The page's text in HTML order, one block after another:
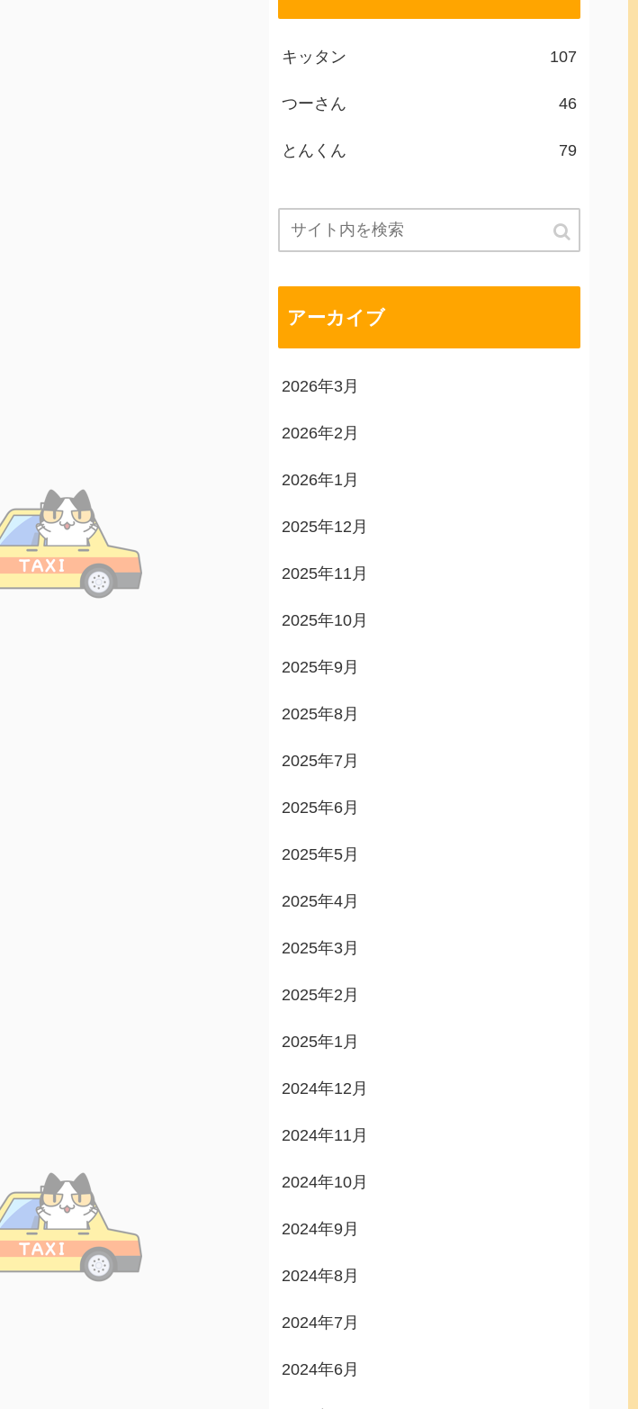
キッタン 107
つーさん 46
とんくん 79
アーカイブ
2026年3月
2026年2月
2026年1月
2025年12月
2025年11月
2025年10月
2025年9月
2025年8月
2025年7月
2025年6月
2025年5月
2025年4月
2025年3月
2025年2月
2025年1月
2024年12月
2024年11月
2024年10月
2024年9月
2024年8月
2024年7月
2024年6月